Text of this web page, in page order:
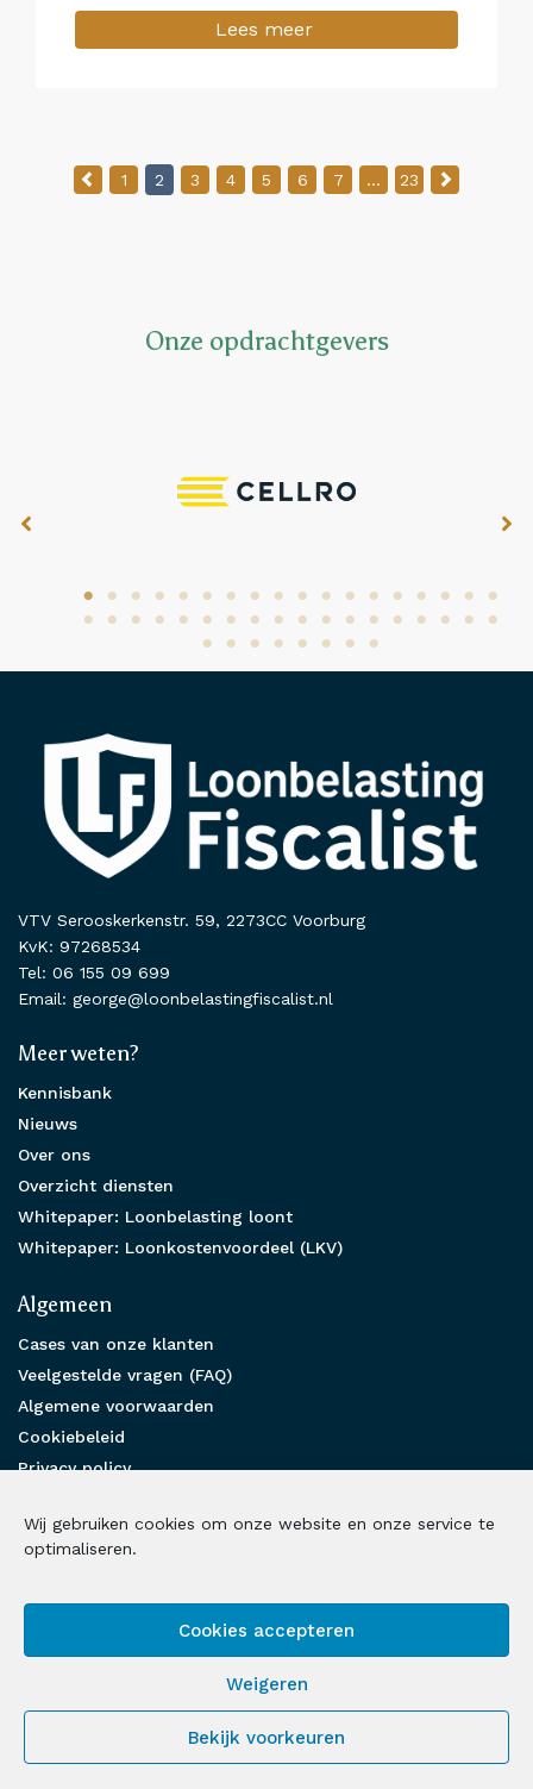
Wij gebruiken cookies om onze website en onze service te
optimaliseren.
Cookies accepteren
Weigeren
Bekijk voorkeuren
Lees meer
Berichten paginering
1 2 3 4 5 6 7 … 23
Onze opdrachtgevers
VTV Serooskerkenstr. 59, 2273CC Voorburg
KvK: 97268534
Tel: 06 155 09 699
Email: george@loonbelastingfiscalist.nl
Meer weten?
Kennisbank
Nieuws
Over ons
Overzicht diensten
Whitepaper: Loonbelasting loont
Whitepaper: Loonkostenvoordeel (LKV)
Algemeen
Cases van onze klanten
Veelgestelde vragen (FAQ)
Algemene voorwaarden
Cookiebeleid
Privacy policy
Benieuwd hoe wij u kunnen helpen?
Volg ons op social media